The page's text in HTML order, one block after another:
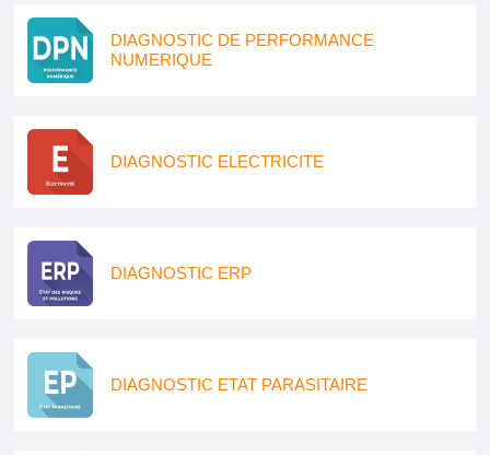
DIAGNOSTIC DE PERFORMANCE
NUMERIQUE
DIAGNOSTIC ELECTRICITE
DIAGNOSTIC ERP
DIAGNOSTIC ETAT PARASITAIRE